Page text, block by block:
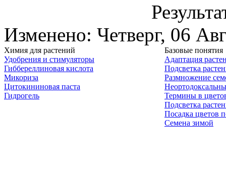
Изменено: Четверг, 06
Химия для растений
Удобрения и стимуляторы
Гиббереллиновая кислота
Микориза
Цитокининовая паста
Гидрогель
Базовые понятия
Адаптация
Подсветка
Размножение
Термины в
Подсветка
Посадка цветов
Семена зимой